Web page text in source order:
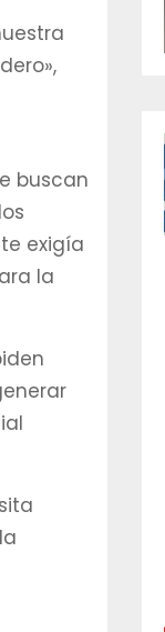
buscan
exigía
la